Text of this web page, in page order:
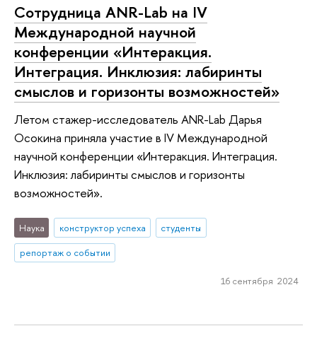
Сотрудница ANR-Lab на IV
Международной научной
конференции «Интеракция.
Интеграция. Инклюзия: лабиринты
смыслов и горизонты возможностей»
Летом стажер-исследователь ANR-Lab Дарья
Осокина приняла участие в IV Международной
научной конференции «Интеракция. Интеграция.
Инклюзия: лабиринты смыслов и горизонты
возможностей».
Наука конструктор успеха
студенты
репортаж о событии
16 сентября 2024